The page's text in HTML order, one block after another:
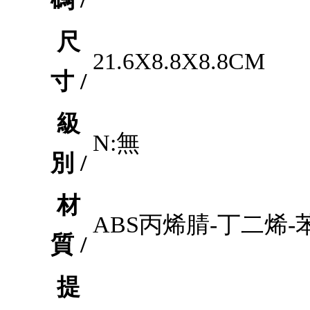
尺
寸 /
21.6X8.8X8.8CM
級
別 /
N:無
材
質 /
ABS丙烯腈-丁二烯-
提